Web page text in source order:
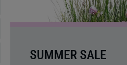
SUMMER SALE